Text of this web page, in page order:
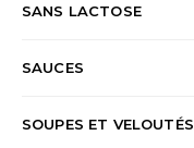
SANS LACTOSE
SAUCES
SOUPES ET VELOUTÉS